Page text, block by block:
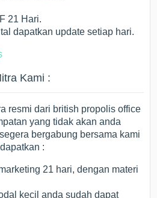
21 Hari.
dapatkan update setiap hari.
Kami :
resmi dari british propolis office
yang tidak akan anda
bergabung bersama kami
dapatkan :
21 hari, dengan materi
kecil anda sudah dapat